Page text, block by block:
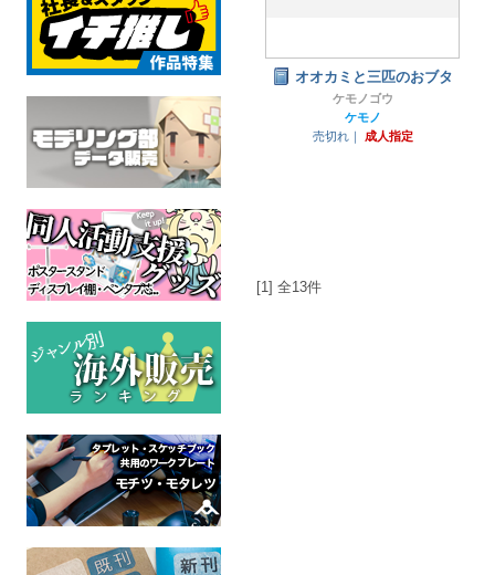
オオカミと三匹のおブタ
ケモノゴウ
ケモノ
売切れ｜
成人指定
[1] 全13件